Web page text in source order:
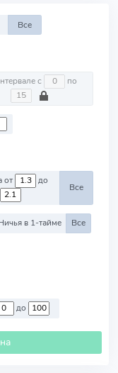
Все
На интервале с по
Победа от до
Все
в 1-тайме Все
до